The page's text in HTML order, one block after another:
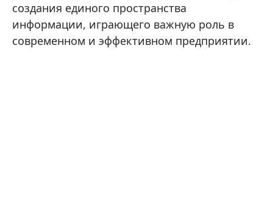
создания единого пространства
информации, играющего важную роль в
современном и эффективном предприятии.